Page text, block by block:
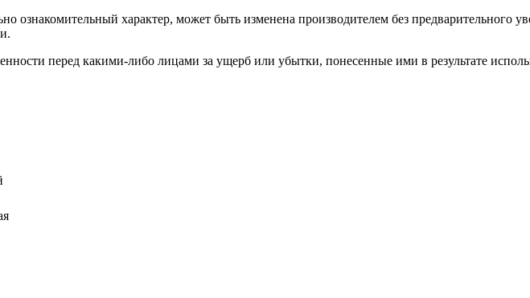
ознакомительный характер, может быть изменена производителем без предварительного
перед какими-либо лицами за ущерб или убытки, понесенные ими в результате